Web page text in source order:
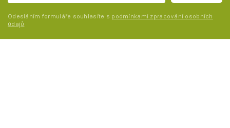
Odesláním formuláře souhlasíte s podmínkami zpracování osobních
údajů